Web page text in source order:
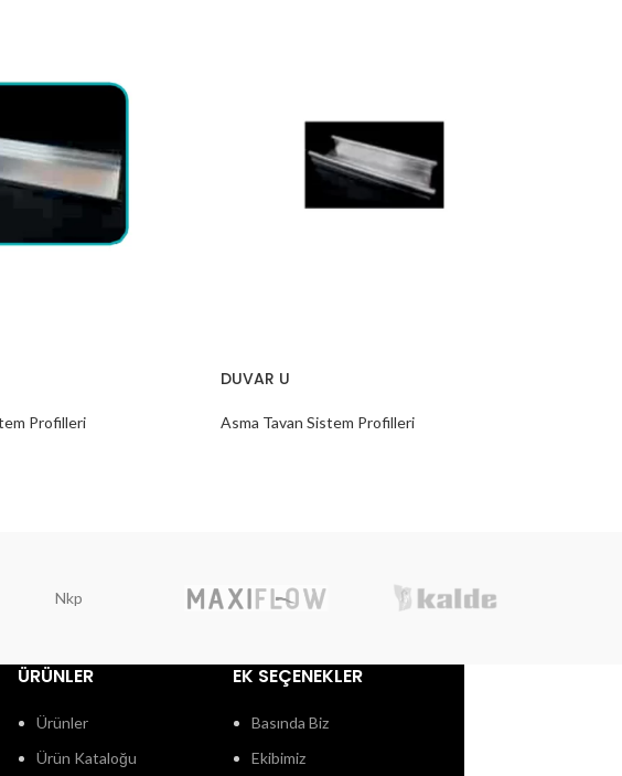
Profilleri
DUVAR U
Asma Tavan Sistem Profilleri
Nkp
ÜRÜNLER
Ürünler
Ürün Kataloğu
EK SEÇENEKLER
Basında Biz
Ekibimiz